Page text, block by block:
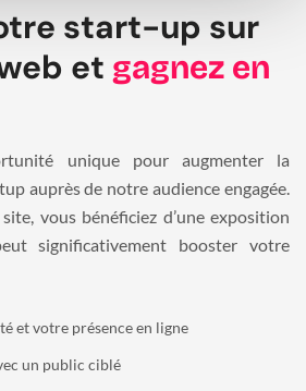
start-up sur
et gagnez en
unique pour augmenter la
auprès de notre audience engagée.
vous bénéficiez d’une exposition
significativement booster votre
et votre présence en ligne
un public ciblé